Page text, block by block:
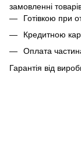
замовленні
Готівкою при
Кредитною
Оплата
Гарантія від